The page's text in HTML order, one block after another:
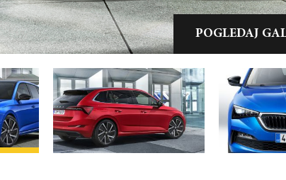
POGLEDAJ
POGLEDAJ
POGLEDAJ